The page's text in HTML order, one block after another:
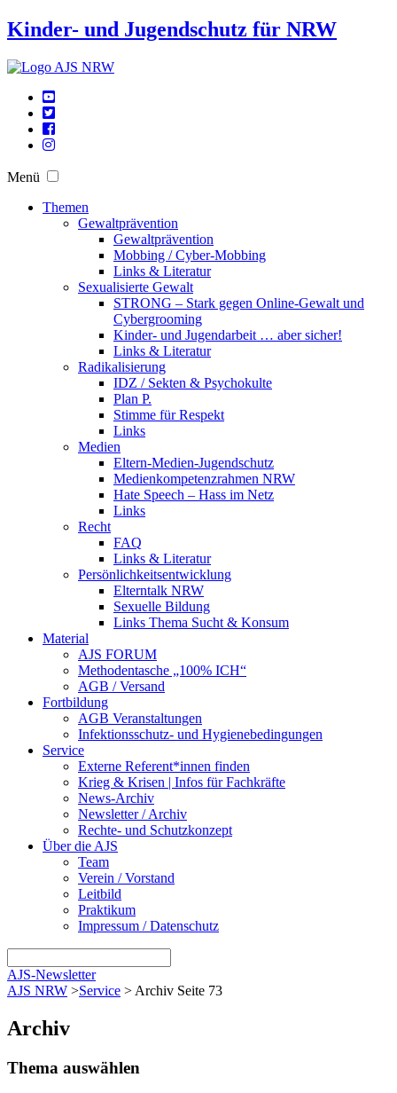
Kinder- und Jugendschutz für NRW
Menü
Themen
Gewaltprävention
Gewaltprävention
Mobbing / Cyber-Mobbing
Links & Literatur
Sexualisierte Gewalt
STRONG – Stark gegen Online-Gewalt und
Cybergrooming
Kinder- und Jugendarbeit … aber sicher!
Links & Literatur
Radikalisierung
IDZ / Sekten & Psychokulte
Plan P.
Stimme für Respekt
Links
Medien
Eltern-Medien-Jugendschutz
Medienkompetenzrahmen NRW
Hate Speech – Hass im Netz
Links
Recht
FAQ
Links & Literatur
Persönlichkeitsentwicklung
Elterntalk NRW
Sexuelle Bildung
Links Thema Sucht & Konsum
Material
AJS FORUM
Methodentasche „100% ICH“
AGB / Versand
Fortbildung
AGB Veranstaltungen
Infektionsschutz- und Hygienebedingungen
Service
Externe Referent*innen finden
Krieg & Krisen | Infos für Fachkräfte
News-Archiv
Newsletter / Archiv
Rechte- und Schutzkonzept
Über die AJS
Team
Verein / Vorstand
Leitbild
Praktikum
Impressum / Datenschutz
AJS-Newsletter
AJS NRW >Service > Archiv Seite 73
Archiv
Thema auswählen